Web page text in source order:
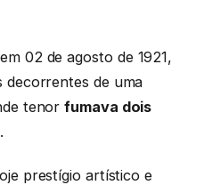
02 de agosto de 1921,
decorrentes de uma
tenorfumava dois
.
prestígio artístico e